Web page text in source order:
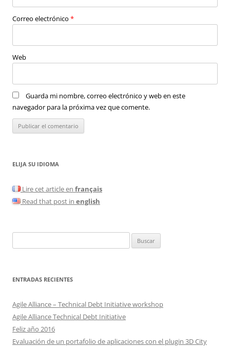
Correo electrónico *
Web
Guarda mi nombre, correo electrónico y web en este
navegador para la próxima vez que comente.
ELIJA SU IDIOMA
Lire cet article en français
Read that post in english
ENTRADAS RECIENTES
Agile Alliance – Technical Debt Initiative workshop
Agile Alliance Technical Debt Initiative
Feliz año 2016
Evaluación de un portafolio de aplicaciones con el plugin 3D City